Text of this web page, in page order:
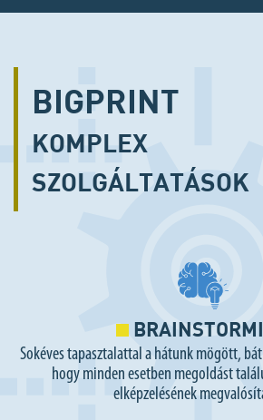
BIGPRINT
KOMPLEX
SZOLGÁLTATÁSOK
Sokéves tapasztalattal a hátunk mögött,
hogy minden esetben megoldást
elképzelésének